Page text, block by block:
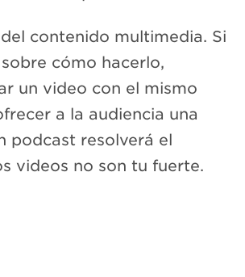
contenido multimedia. Si
cómo hacerlo,
un video con el mismo
a la audiencia una
podcast resolverá el
videos no son tu fuerte.